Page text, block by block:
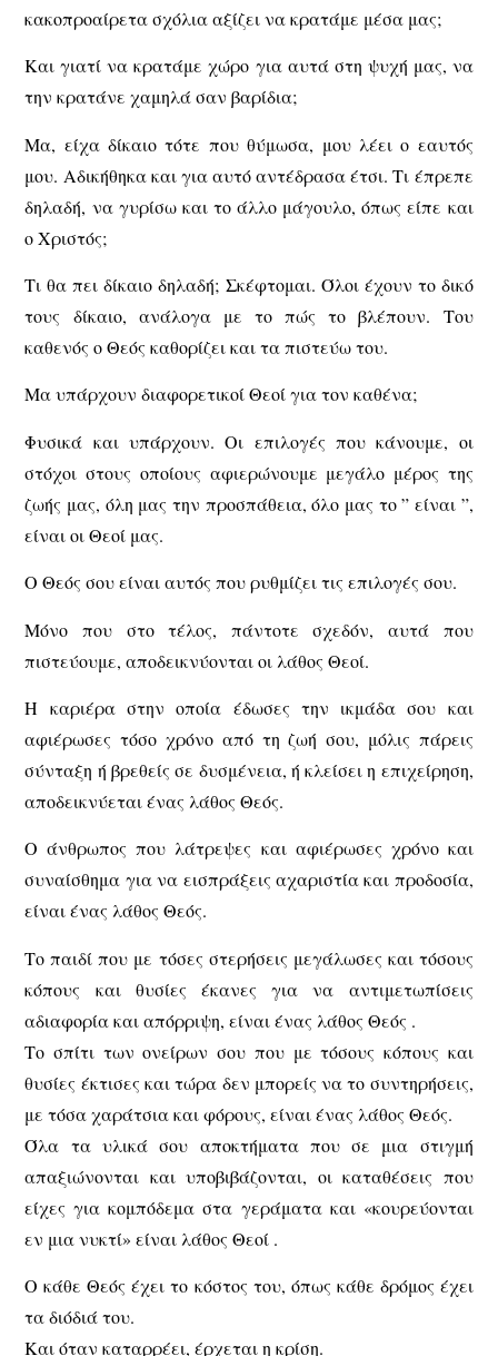
κακοπροαίρετα σχόλια αξίζει να κρατάμε μέσα μας;
Και γιατί να κρατάμε χώρο για αυτά στη ψυχή μας, να
την κρατάνε χαμηλά σαν βαρίδια;
Μα, είχα δίκαιο τότε που θύμωσα, μου λέει ο εαυτός
μου. Αδικήθηκα και για αυτό αντέδρασα έτσι. Τι έπρεπε
δηλαδή, να γυρίσω και το άλλο μάγουλο, όπως είπε και
ο Χριστός;
Τι θα πει δίκαιο δηλαδή; Σκέφτομαι. Όλοι έχουν το δικό
τους δίκαιο, ανάλογα με το πώς το βλέπουν. Του
καθενός ο Θεός καθορίζει και τα πιστεύω του.
Μα υπάρχουν διαφορετικοί Θεοί για τον καθένα;
Φυσικά και υπάρχουν. Οι επιλογές που κάνουμε, οι
στόχοι στους οποίους αφιερώνουμε μεγάλο μέρος της
ζωής μας, όλη μας την προσπάθεια, όλο μας το ” είναι ”,
είναι οι Θεοί μας.
Ο Θεός σου είναι αυτός που ρυθμίζει τις επιλογές σου.
Μόνο που στο τέλος, πάντοτε σχεδόν, αυτά που
πιστεύουμε, αποδεικνύονται οι λάθος Θεοί.
Η καριέρα στην οποία έδωσες την ικμάδα σου και
αφιέρωσες τόσο χρόνο από τη ζωή σου, μόλις πάρεις
σύνταξη ή βρεθείς σε δυσμένεια, ή κλείσει η επιχείρηση,
αποδεικνύεται ένας λάθος Θεός.
Ο άνθρωπος που λάτρεψες και αφιέρωσες χρόνο και
συναίσθημα για να εισπράξεις αχαριστία και προδοσία,
είναι ένας λάθος Θεός.
Το παιδί που με τόσες στερήσεις μεγάλωσες και τόσους
κόπους και θυσίες έκανες για να αντιμετωπίσεις
αδιαφορία και απόρριψη, είναι ένας λάθος Θεός .
Το σπίτι των ονείρων σου που με τόσους κόπους και
θυσίες έκτισες και τώρα δεν μπορείς να το συντηρήσεις,
με τόσα χαράτσια και φόρους, είναι ένας λάθος Θεός.
Όλα τα υλικά σου αποκτήματα που σε μια στιγμή
απαξιώνονται και υποβιβάζονται, οι καταθέσεις που
είχες για κομπόδεμα στα γεράματα και «κουρεύονται
εν μια νυκτί» είναι λάθος Θεοί .
Ο κάθε Θεός έχει το κόστος του, όπως κάθε δρόμος έχει
τα διόδιά του.
Και όταν καταρρέει, έρχεται η κρίση.